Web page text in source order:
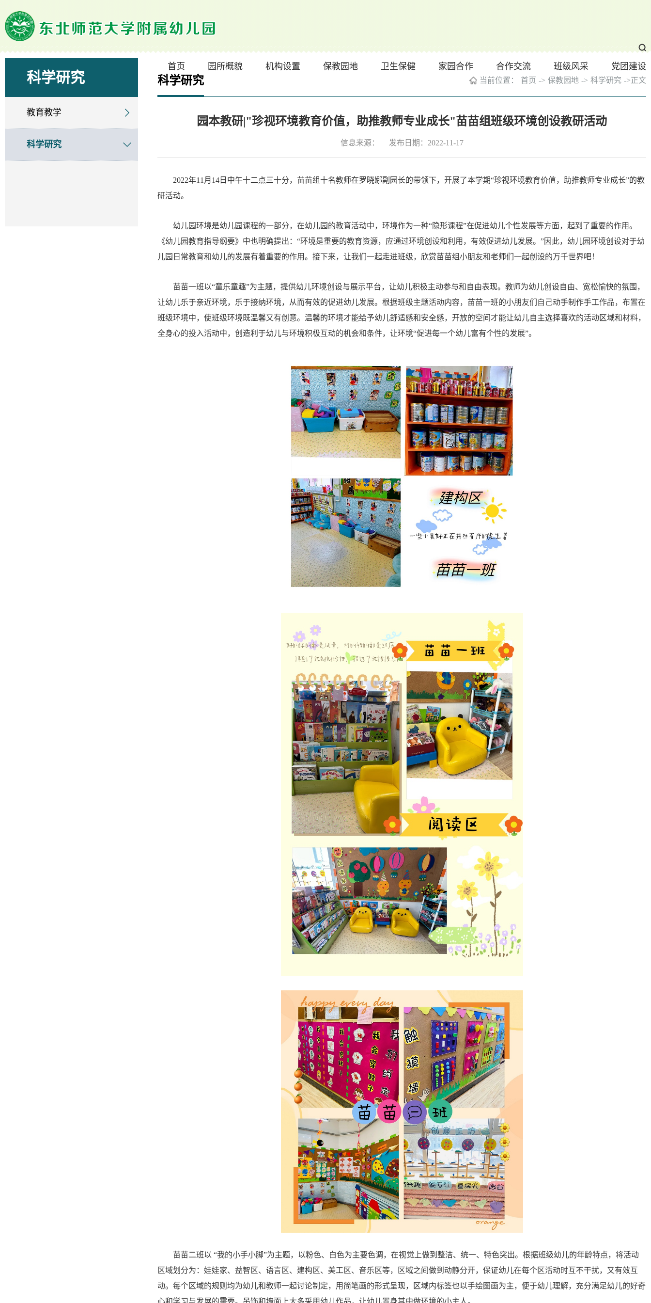
首页 园所概貌 机构设置 保教园地 卫生保健 家园合作 合作交流 班级风采 党团建设
科学研究
教育教学
科学研究
科学研究 当前位置： 首页 -> 保教园地 -> 科学研究 ->正文
园本教研|"珍视环境教育价值，助推教师专业成长"苗苗组班级环境创设教研活动
信息来源： 发布日期：2022-11-17
2022年11月14日中午十二点三十分，苗苗组十名教师在罗晓娜副园长的带领下，开展了本学期“珍视环境教育价值，助推教师专业成长”的教
研活动。
幼儿园环境是幼儿园课程的一部分，在幼儿园的教育活动中，环境作为一种“隐形课程”在促进幼儿个性发展等方面，起到了重要的作用。
《幼儿园教育指导纲要》中也明确提出：“环境是重要的教育资源，应通过环境创设和利用，有效促进幼儿发展。”因此，幼儿园环境创设对于幼
儿园日常教育和幼儿的发展有着重要的作用。接下来，让我们一起走进班级，欣赏苗苗组小朋友和老师们一起创设的万千世界吧！
苗苗一班以“童乐童趣”为主题，提供幼儿环境创设与展示平台，让幼儿积极主动参与和自由表现。教师为幼儿创设自由、宽松愉快的氛围，
让幼儿乐于亲近环境，乐于接纳环境，从而有效的促进幼儿发展。根据班级主题活动内容，苗苗一班的小朋友们自己动手制作手工作品，布置在
班级环境中，使班级环境既温馨又有创意。温馨的环境才能给予幼儿舒适感和安全感，开放的空间才能让幼儿自主选择喜欢的活动区域和材料，
全身心的投入活动中，创造利于幼儿与环境积极互动的机会和条件，让环境“促进每一个幼儿富有个性的发展”。
苗苗二班以 “我的小手小脚”为主题，以粉色、白色为主要色调，在视觉上做到整洁、统一、特色突出。根据班级幼儿的年龄特点，将活动
区域划分为：娃娃家、益智区、语言区、建构区、美工区、音乐区等，区域之间做到动静分开，保证幼儿在每个区活动时互不干扰，又有效互
动。每个区域的规则均为幼儿和教师一起讨论制定，用简笔画的形式呈现，区域内标签也以手绘图画为主，便于幼儿理解，充分满足幼儿的好奇